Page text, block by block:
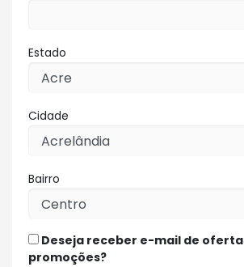
Estado
Cidade
Bairro
Deseja receber e-mail de
promoções?